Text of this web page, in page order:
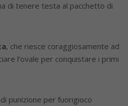
di tenere testa al pacchetto di
, che riesce coraggiosamente ad
l’ovale per conquistare i primi
punizione per fuorigioco